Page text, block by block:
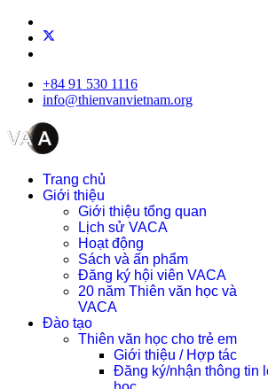
+84 91 530 1116
info@thienvanvietnam.org
Trang chủ
Giới thiệu
Giới thiệu tổng quan
Lịch sử VACA
Hoạt động
Sách và ấn phẩm
Đăng ký hội viên VACA
20 năm Thiên văn học và
VACA
Đào tạo
Thiên văn học cho trẻ em
Giới thiệu / Hợp tác
Đăng ký/nhận thông tin